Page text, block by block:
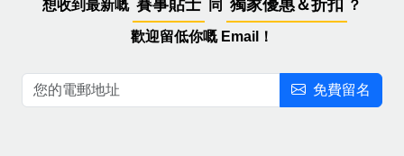
想收到最新嘅 賽事貼士 同 獨家優惠＆折扣 ？
歡迎留低你嘅 Email！
免費留名